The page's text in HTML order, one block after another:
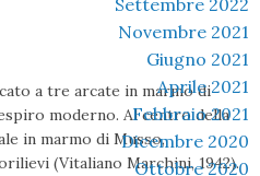
Settembre 2022
Novembre 2021
Giugno 2021
Aprile 2021
Febbraio 2021
Dicembre 2020
Ottobre 2020
a tre arcate in marmo di
moderno. Al centro della
in marmo di Musso,
(Vitaliano Marchini, 1942).